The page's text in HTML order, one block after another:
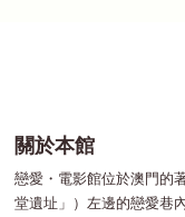
關於本館
戀愛・電影館位於澳門的
堂遺址」）左邊的戀愛巷